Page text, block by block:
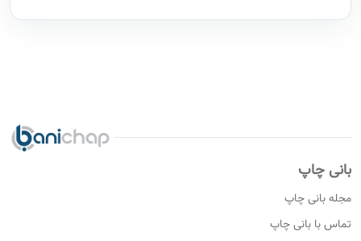
بانی چاپ
مجله بانی چاپ
تماس با بانی چاپ